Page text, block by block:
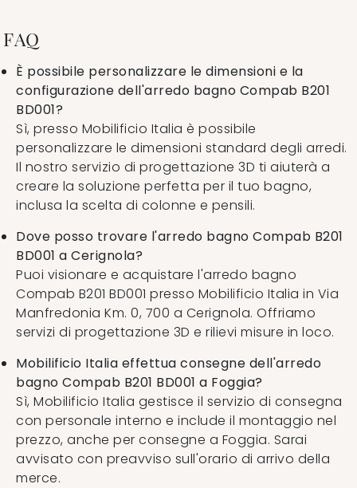
FAQ
È possibile personalizzare le dimensioni e la
configurazione dell'arredo bagno Compab B201
BD001?
Sì, presso Mobilificio Italia è possibile
personalizzare le dimensioni standard degli arredi.
Il nostro servizio di progettazione 3D ti aiuterà a
creare la soluzione perfetta per il tuo bagno,
inclusa la scelta di colonne e pensili.
Dove posso trovare l'arredo bagno Compab B201
BD001 a Cerignola?
Puoi visionare e acquistare l'arredo bagno
Compab B201 BD001 presso Mobilificio Italia in Via
Manfredonia Km. 0, 700 a Cerignola. Offriamo
servizi di progettazione 3D e rilievi misure in loco.
Mobilificio Italia effettua consegne dell'arredo
bagno Compab B201 BD001 a Foggia?
Sì, Mobilificio Italia gestisce il servizio di consegna
con personale interno e include il montaggio nel
prezzo, anche per consegne a Foggia. Sarai
avvisato con preavviso sull'orario di arrivo della
merce.